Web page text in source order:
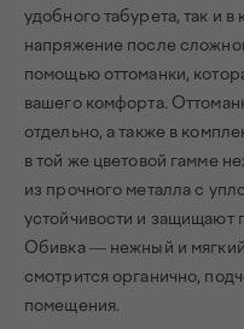
удобного табурета, так и в
напряжение после
помощью оттоманки,
вашего комфорта.
отдельно, а также в
в той же цветовой гамме
из прочного металла с
устойчивости и защищают
Обивка — нежный и
смотрится органично,
помещения.